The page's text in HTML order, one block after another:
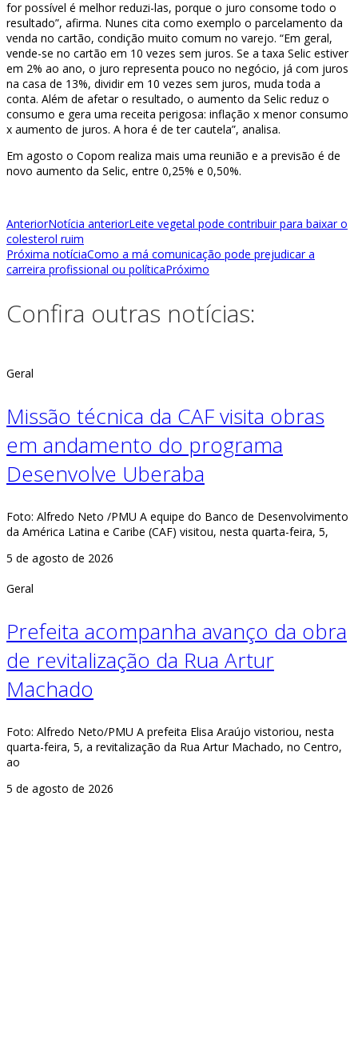
for possível é melhor reduzi-las, porque o juro consome todo o
resultado”, afirma. Nunes cita como exemplo o parcelamento da
venda no cartão, condição muito comum no varejo. “Em geral,
vende-se no cartão em 10 vezes sem juros. Se a taxa Selic estiver
em 2% ao ano, o juro representa pouco no negócio, já com juros
na casa de 13%, dividir em 10 vezes sem juros, muda toda a
conta. Além de afetar o resultado, o aumento da Selic reduz o
consumo e gera uma receita perigosa: inflação x menor consumo
x aumento de juros. A hora é de ter cautela”, analisa.
Em agosto o Copom realiza mais uma reunião e a previsão é de
novo aumento da Selic, entre 0,25% e 0,50%.
AnteriorNotícia anteriorLeite vegetal pode contribuir para baixar o
colesterol ruim
Próxima notíciaComo a má comunicação pode prejudicar a
carreira profissional ou políticaPróximo
Confira outras notícias:
Geral
Missão técnica da CAF visita obras
em andamento do programa
Desenvolve Uberaba
Foto: Alfredo Neto /PMU A equipe do Banco de Desenvolvimento
da América Latina e Caribe (CAF) visitou, nesta quarta-feira, 5,
5 de agosto de 2026
Geral
Prefeita acompanha avanço da obra
de revitalização da Rua Artur
Machado
Foto: Alfredo Neto/PMU A prefeita Elisa Araújo vistoriou, nesta
quarta-feira, 5, a revitalização da Rua Artur Machado, no Centro,
ao
5 de agosto de 2026